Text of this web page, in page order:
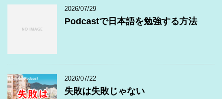
2026/07/29
Podcastで日本語を勉強する方法
2026/07/22
失敗は失敗じゃない